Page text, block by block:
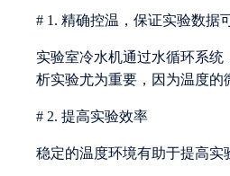
# 1. 精确控温，保证实验数据
实验室冷水机通过水循环系
析实验尤为重要，因为温度的
# 2. 提高实验效率
稳定的温度环境有助于提高实